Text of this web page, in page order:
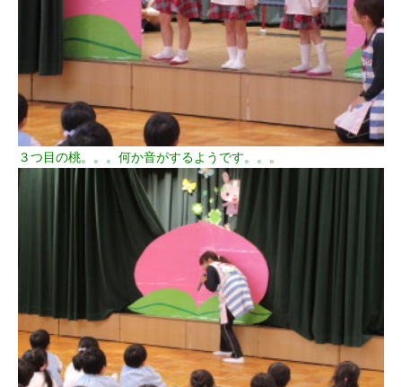
３つ目の桃。。。何か音がするようです。。。